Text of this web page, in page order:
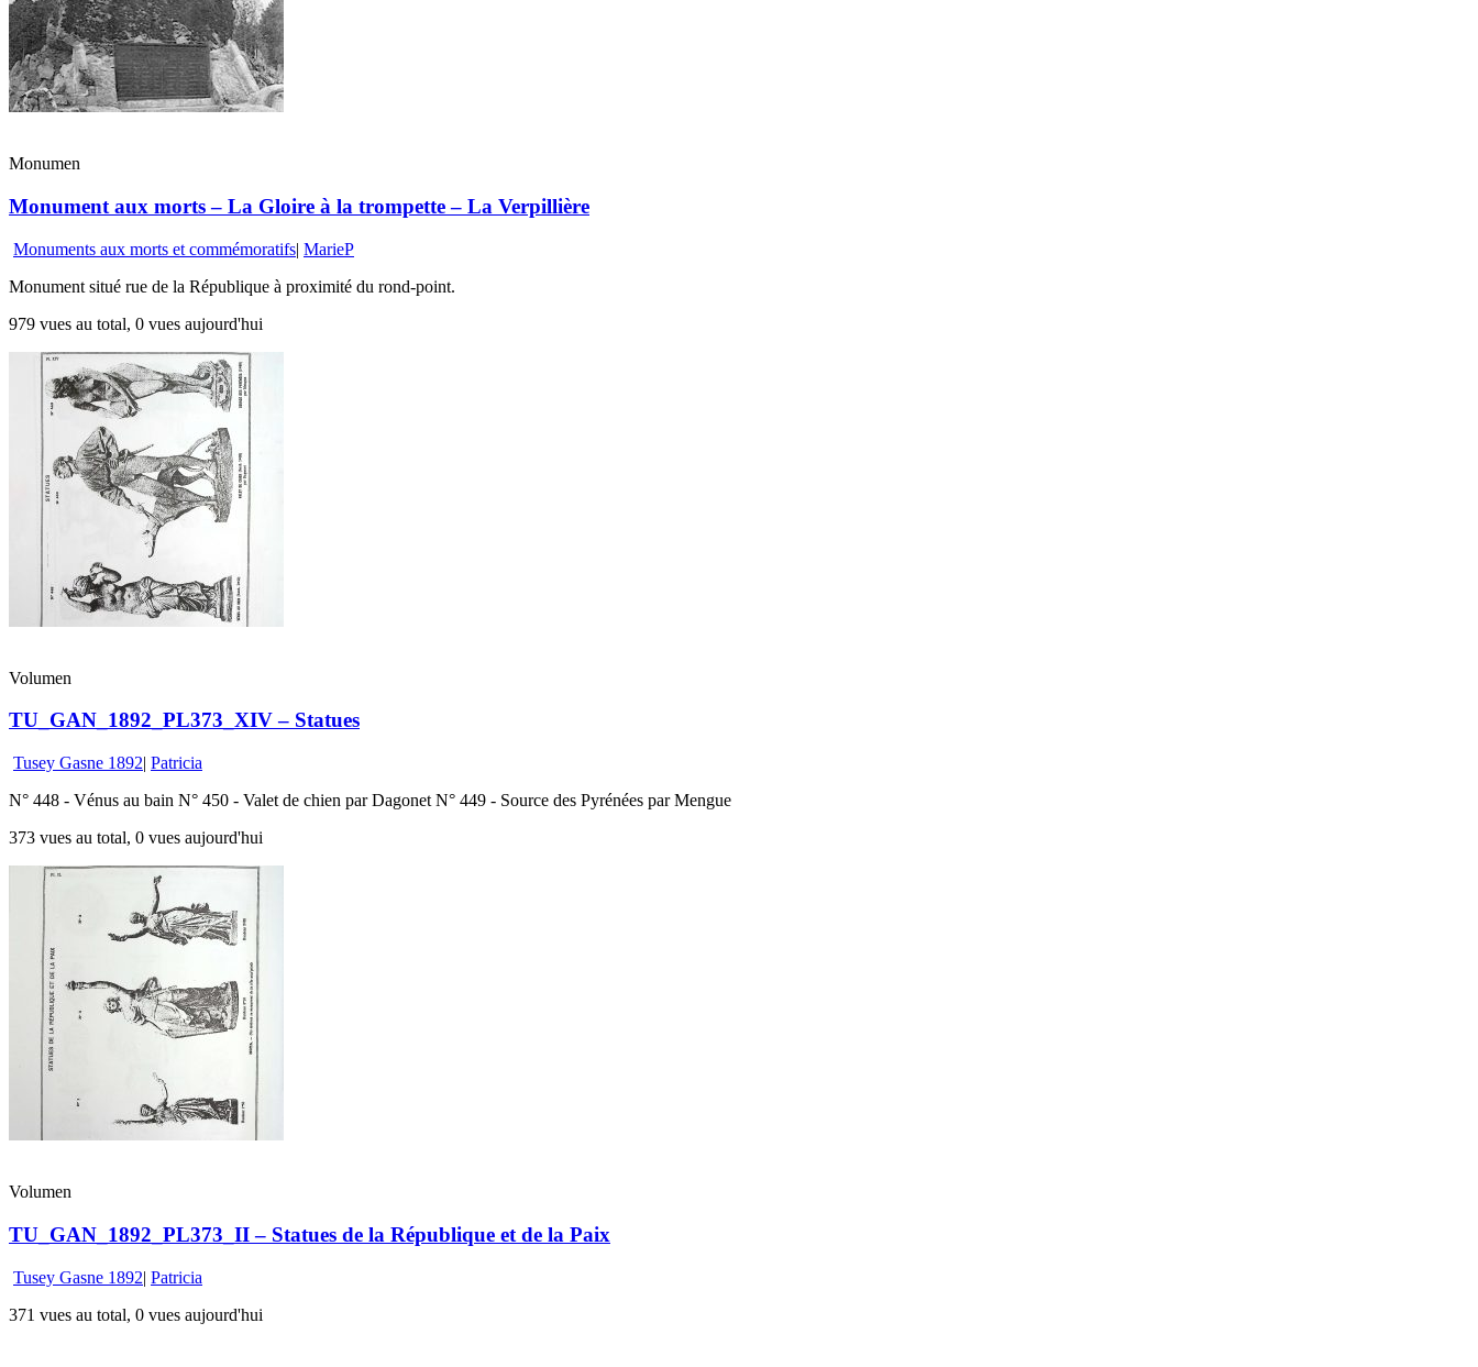
Monumen
Monument aux morts – La Gloire à la trompette – La Verpillière
Monuments aux morts et commémoratifs| MarieP
Monument situé rue de la République à proximité du rond-point.
979 vues au total, 0 vues aujourd'hui
Volumen
TU_GAN_1892_PL373_XIV – Statues
Tusey Gasne 1892| Patricia
N° 448 - Vénus au bain N° 450 - Valet de chien par Dagonet N° 449 - Source des Pyrénées par Mengue
373 vues au total, 0 vues aujourd'hui
Volumen
TU_GAN_1892_PL373_II – Statues de la République et de la Paix
Tusey Gasne 1892| Patricia
371 vues au total, 0 vues aujourd'hui